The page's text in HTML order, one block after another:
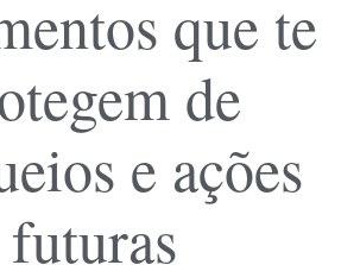
que te
de
e ações
futuras